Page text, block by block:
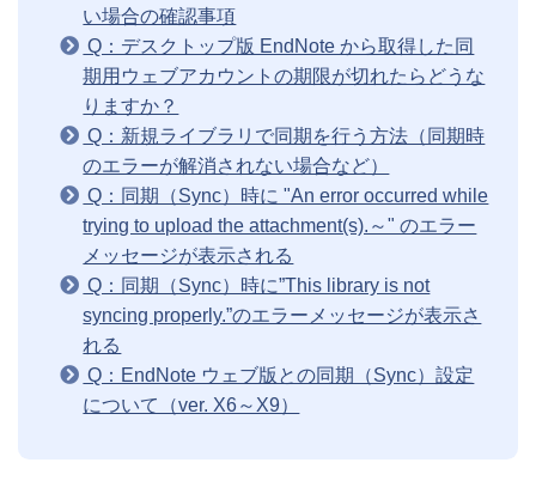
い場合の確認事項
Q：デスクトップ版 EndNote から取得した同
期用ウェブアカウントの期限が切れたらどうな
りますか？
Q：新規ライブラリで同期を行う方法（同期時
のエラーが解消されない場合など）
Q：同期（Sync）時に "An error occurred while
trying to upload the attachment(s).～" のエラー
メッセージが表示される
Q：同期（Sync）時に”This library is not
syncing properly.”のエラーメッセージが表示さ
れる
Q：EndNote ウェブ版との同期（Sync）設定
について（ver. X6～X9）